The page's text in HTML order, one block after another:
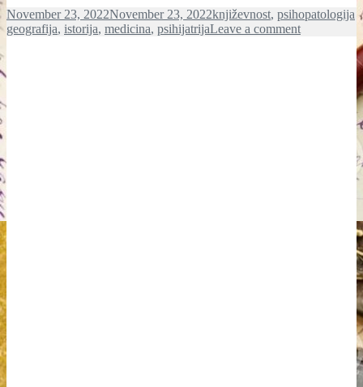
Posted
on
November 23, 2022November 23, 2022Categories
književnost, psihopatologija
geografija, istorija, medicina, psihijatrijaLeave a commenton